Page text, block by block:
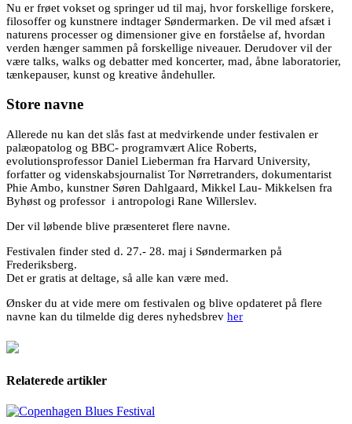
Nu er frøet vokset og springer ud til maj, hvor forskellige forskere,
filosoffer og kunstnere indtager Søndermarken. De vil med afsæt i
naturens processer og dimensioner give en forståelse af, hvordan
verden hænger sammen på forskellige niveauer. Derudover vil der
være talks, walks og debatter med koncerter, mad, åbne laboratorier,
tænkepauser, kunst og kreative åndehuller.
Store navne
Allerede nu kan det slås fast at medvirkende under festivalen er
palæopatolog og BBC- programvært Alice Roberts,
evolutionsprofessor Daniel Lieberman fra Harvard University,
forfatter og videnskabsjournalist Tor Nørretranders, dokumentarist
Phie Ambo, kunstner Søren Dahlgaard, Mikkel Lau- Mikkelsen fra
Byhøst og professor i antropologi Rane Willerslev.
Der vil løbende blive præsenteret flere navne.
Festivalen finder sted d. 27.- 28. maj i Søndermarken på
Frederiksberg.
Det er gratis at deltage, så alle kan være med.
Ønsker du at vide mere om festivalen og blive opdateret på flere
navne kan du tilmelde dig deres nyhedsbrev her
Relaterede artikler